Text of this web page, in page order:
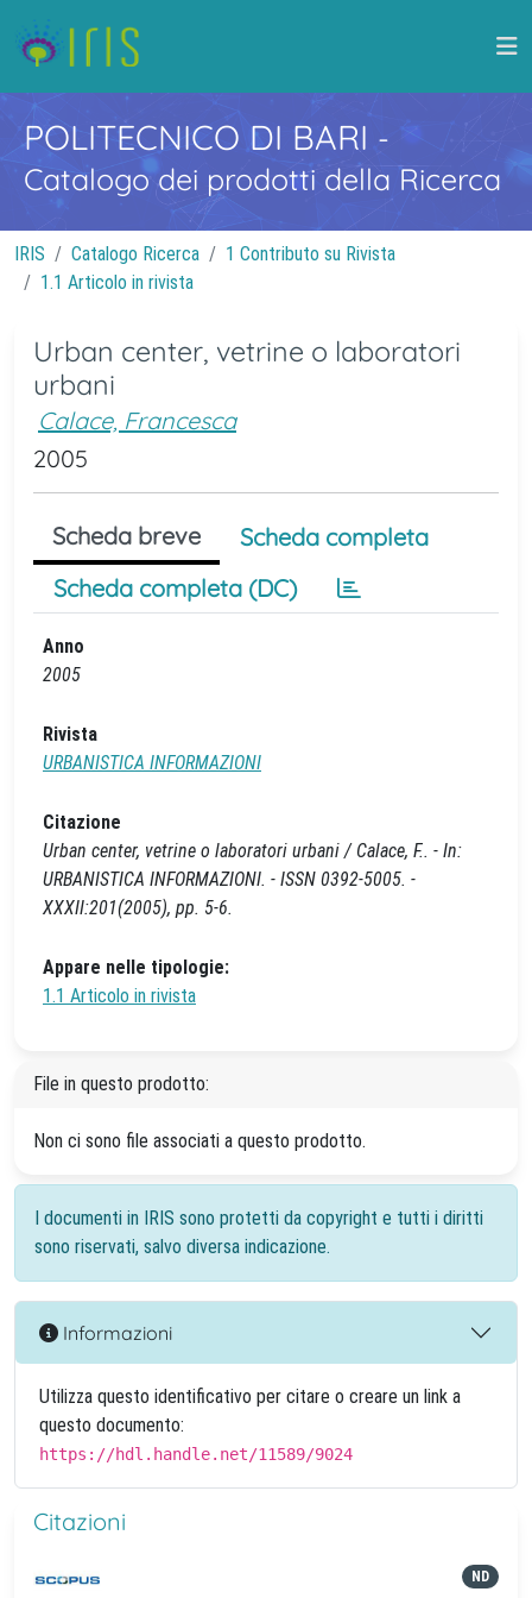
POLITECNICO DI BARI -
Catalogo dei prodotti della Ricerca
IRIS Catalogo Ricerca
1 Contributo su Rivista
1.1 Articolo in rivista
Urban center, vetrine o laboratori
urbani
Calace, Francesca
2005
Scheda breve
Scheda completa
Scheda completa (DC)
Anno
2005
Rivista
URBANISTICA INFORMAZIONI
Citazione
Urban center, vetrine o laboratori urbani / Calace, F.. - In:
URBANISTICA INFORMAZIONI. - ISSN 0392-5005. -
XXXII:201(2005), pp. 5-6.
Appare nelle tipologie:
1.1 Articolo in rivista
File in questo prodotto:
Non ci sono file associati a questo prodotto.
I documenti in IRIS sono protetti da copyright e tutti i diritti
sono riservati, salvo diversa indicazione.
Informazioni
Utilizza questo identificativo per citare o creare un link a
questo documento:
https://hdl.handle.net/11589/9024
Citazioni
ND